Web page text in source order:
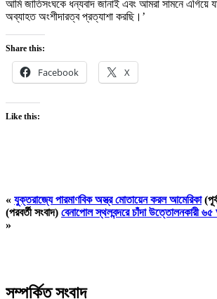
আমি জাতিসংঘকে ধন্যবাদ জানাই এবং আমরা সামনে এগিয়ে
অব্যাহত অংশীদারত্ব প্রত্যাশা করছি।’
Share this:
Facebook X
Like this:
« যুক্তরাজ্যে পারমাণবিক অস্ত্র মোতায়েন করল আমেরিকা
(পরবর্তী সংবাদ) বেনাপোল স্থলবন্দরে চাঁদা উত্তোলনকারী
»
সম্পর্কিত সংবাদ